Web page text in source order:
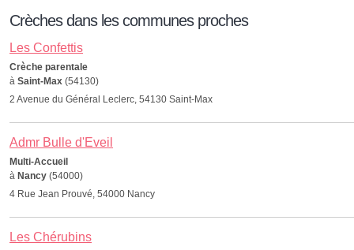
Crèches dans les communes proches
Les Confettis
Crèche parentale
à Saint-Max (54130)
2 Avenue du Général Leclerc, 54130 Saint-Max
Admr Bulle d'Eveil
Multi-Accueil
à Nancy (54000)
4 Rue Jean Prouvé, 54000 Nancy
Les Chérubins